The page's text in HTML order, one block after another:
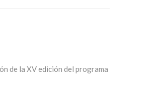
de la XV edición del programa